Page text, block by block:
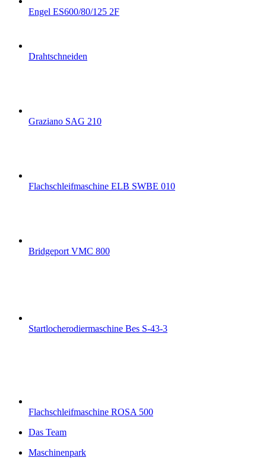
Engel ES600/80/125 2F
Drahtschneiden
Graziano SAG 210
Flachschleifmaschine ELB SWBE 010
Bridgeport VMC 800
Startlocherodiermaschine Bes S-43-3
Flachschleifmaschine ROSA 500
Das Team
Maschinenpark